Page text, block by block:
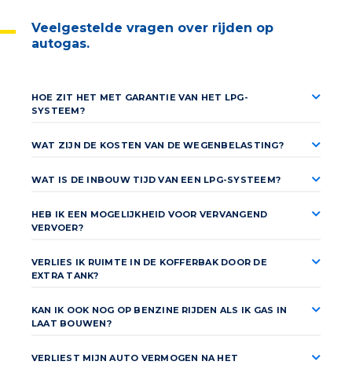
goedkopere (Bio) LPG, CNG, LNG of
Waterstof (H2).
Veelgestelde vragen over rijden op
autogas.
HOE ZIT HET MET GARANTIE VAN HET LPG-
SYSTEEM?
WAT ZIJN DE KOSTEN VAN DE WEGENBELASTING?
WAT IS DE INBOUW TIJD VAN EEN LPG-SYSTEEM?
HEB IK EEN MOGELIJKHEID VOOR VERVANGEND
VERVOER?
VERLIES IK RUIMTE IN DE KOFFERBAK DOOR DE
EXTRA TANK?
KAN IK OOK NOG OP BENZINE RIJDEN ALS IK GAS IN
LAAT BOUWEN?
VERLIEST MIJN AUTO VERMOGEN NA HET